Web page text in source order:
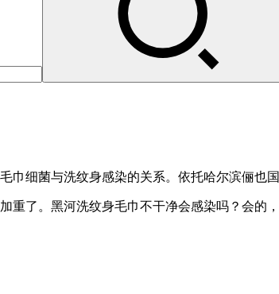
细菌与洗纹身感染的关系。依托哈尔滨俪也
重了。黑河洗纹身毛巾不干净会感染吗？会